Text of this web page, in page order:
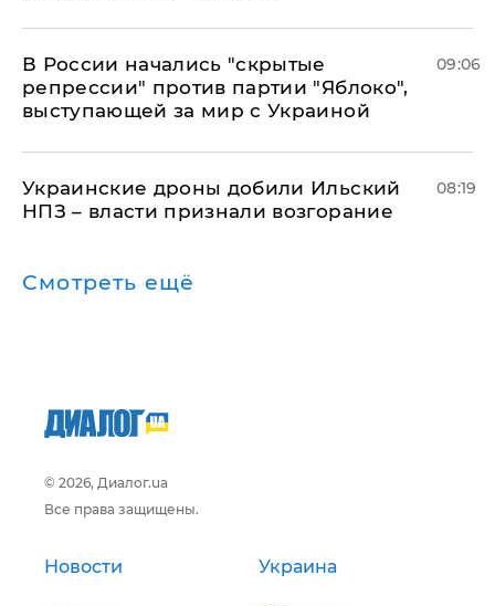
В России начались "скрытые
репрессии" против партии "Яблоко",
выступающей за мир с Украиной
09:06
Украинские дроны добили Ильский
НПЗ – власти признали возгорание
08:19
Смотреть ещё
© 2026, Диалог.ua
Все права защищены.
Новости Украина